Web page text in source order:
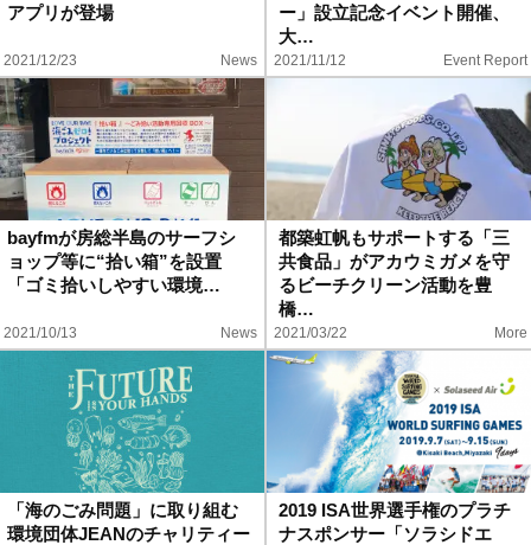
アプリが登場
2021/12/23 News
ー」設立記念イベント開催、
大…
2021/11/12 Event Report
bayfmが房総半島のサーフシ
ョップ等に“拾い箱”を設置
「ゴミ拾いしやすい環境…
2021/10/13 News
都築虹帆もサポートする「三
共食品」がアカウミガメを守
るビーチクリーン活動を豊
橋…
2021/03/22 More
「海のごみ問題」に取り組む
環境団体JEANのチャリティー
2019 ISA世界選手権のプラチ
ナスポンサー「ソラシドエ
ウェストジャパン
イベント・リリース
FOLLOW US ON